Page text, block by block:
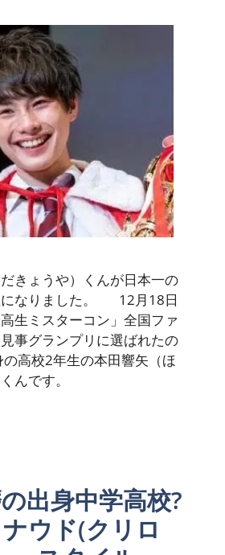
きょうや）くんが日本一の
になりました。 12月18日
生ミスターコン」全国ファ
事グランプリに選ばれたの
高校2年生の本田響矢（ほ
んです。
出身中学高校?
ウド(クリロ